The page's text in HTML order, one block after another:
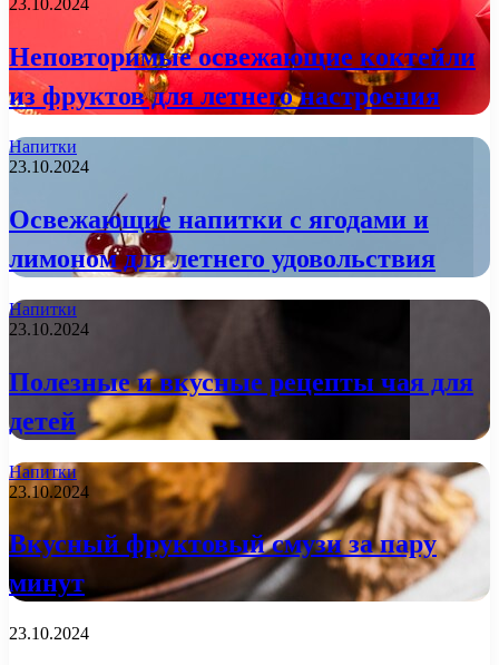
23.10.2024
Неповторимые освежающие коктейли
из фруктов для летнего настроения
Напитки
23.10.2024
Освежающие напитки с ягодами и
лимоном для летнего удовольствия
Напитки
23.10.2024
Полезные и вкусные рецепты чая для
детей
Напитки
23.10.2024
Вкусный фруктовый смузи за пару
минут
23.10.2024